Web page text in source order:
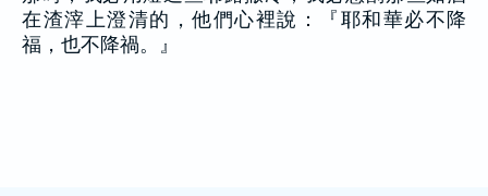
在渣滓上澄清的，他們心裡說：『耶和華必不降
福，也不降禍。』